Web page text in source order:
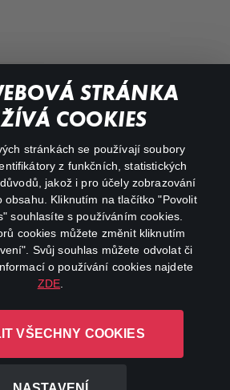
STRÁNKA
COOKIES
stránkách se používají soubory
z funkčních, statistických
jakož i pro účely zobrazování
obsahu. Kliknutím na tlačítko "Povolit
souhlasíte s používáním cookies.
cookies můžete změnit kliknutím
Svůj souhlas můžete odvolat či
o používání cookies najdete
ZDE
VŠECHNY COOKIES